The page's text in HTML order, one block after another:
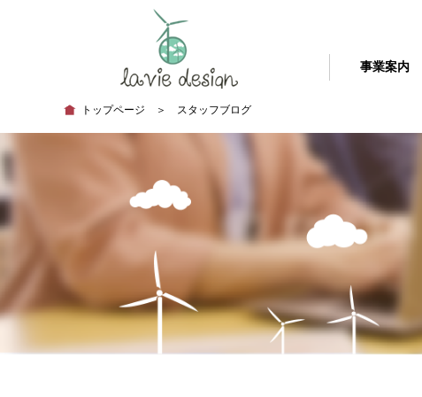
事業案内
トップページ ＞ スタッフブログ